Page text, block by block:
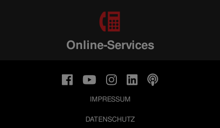
Online-Services
IMPRESSUM
DATENSCHUTZ